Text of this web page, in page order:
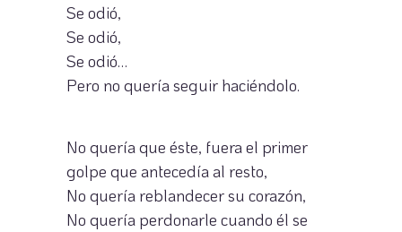
Se odió,
Se odió,
Se odió…
Pero no quería seguir haciéndolo.
No quería que éste, fuera el primer
golpe que antecedía al resto,
No quería reblandecer su corazón,
No quería perdonarle cuando él se